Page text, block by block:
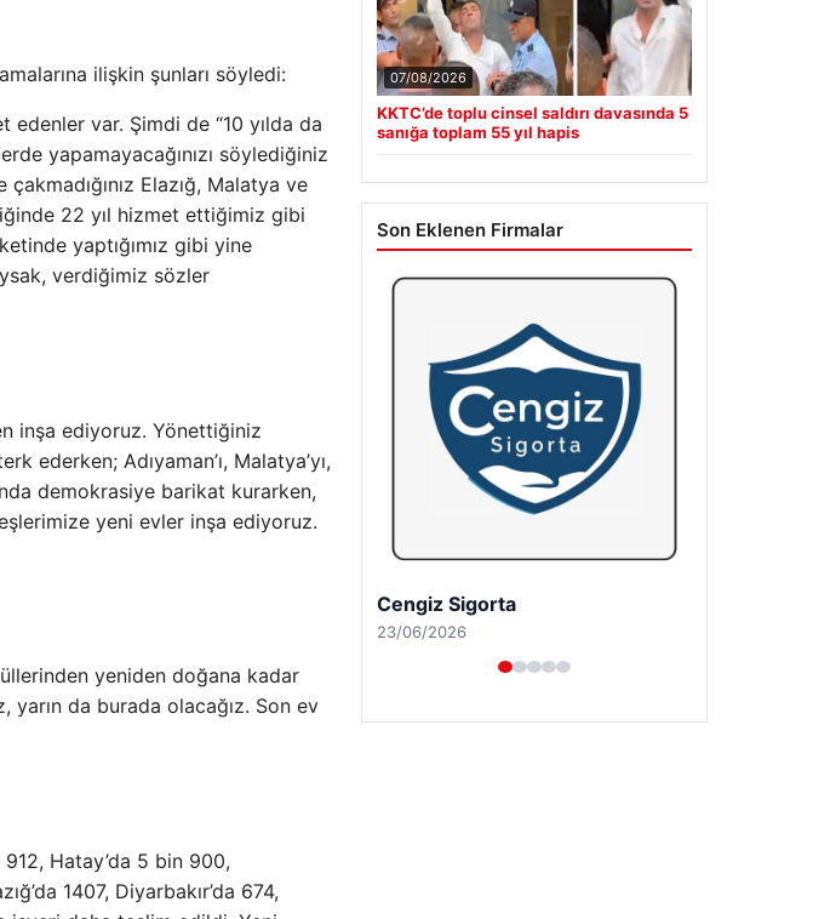
ilişkin şunları söyledi:
edenler var. Şimdi de “10 yılda da
yapamayacağınızı söylediğiniz
Elazığ, Malatya ve
22 yıl hizmet ettiğimiz gibi
yaptığımız gibi yine
verdiğimiz sözler
inşa ediyoruz. Yönettiğiniz
ederken; Adıyaman’ı, Malatya’yı,
demokrasiye barikat kurarken,
yeni evler inşa ediyoruz.
yeniden doğana kadar
yarın da burada olacağız. Son ev
Hatay’da 5 bin 900,
1407, Diyarbakır’da 674,
07/08/2026
KKTC’de toplu cinsel saldırı davasında 5
sanığa toplam 55 yıl hapis
Son Eklenen Firmalar
Hastaş Beton
26/05/2026